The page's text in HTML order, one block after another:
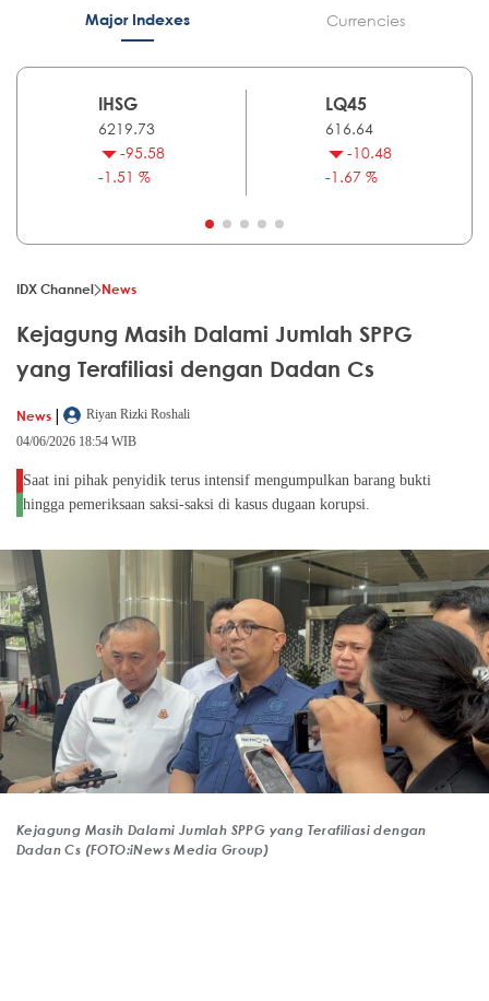
Major Indexes Currencies
IHSG
6219.73
-95.58
-1.51 %
LQ45
616.64
-10.48
-1.67 %
IDX Channel News
Kejagung Masih Dalami Jumlah SPPG
yang Terafiliasi dengan Dadan Cs
News |
Riyan Rizki Roshali
04/06/2026 18:54 WIB
Saat ini pihak penyidik terus intensif mengumpulkan barang bukti
hingga pemeriksaan saksi-saksi di kasus dugaan korupsi.
Kejagung Masih Dalami Jumlah SPPG yang Terafiliasi dengan
Dadan Cs (FOTO:iNews Media Group)